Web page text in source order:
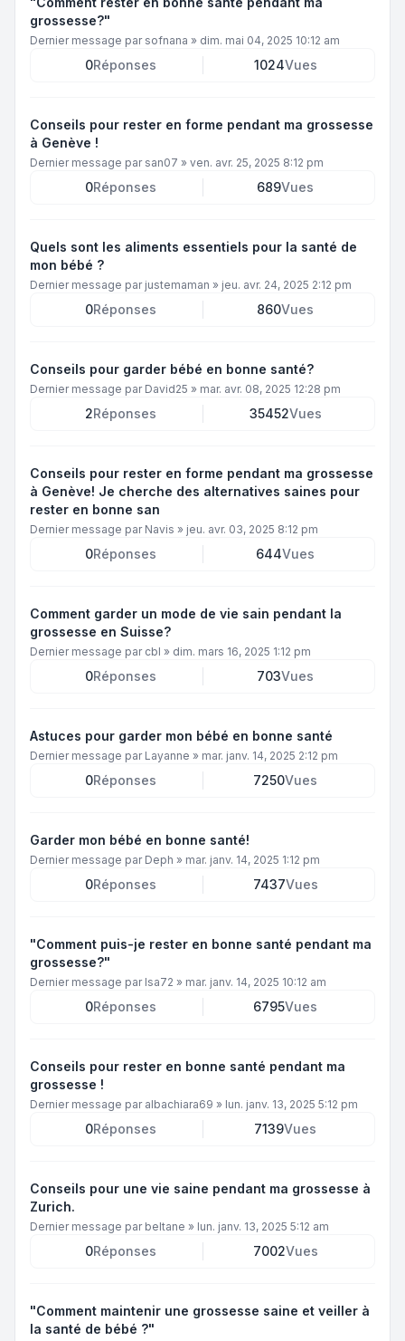
grossesse?"
Dernier message par sofnana » dim. mai 04, 2025 10:12 am
0Réponses 1024Vues
Conseils pour rester en forme pendant ma grossesse
à Genève !
Dernier message par san07 » ven. avr. 25, 2025 8:12 pm
0Réponses 689Vues
Quels sont les aliments essentiels pour la santé de
mon bébé ?
Dernier message par justemaman » jeu. avr. 24, 2025 2:12 pm
0Réponses 860Vues
Conseils pour garder bébé en bonne santé?
Dernier message par David25 » mar. avr. 08, 2025 12:28 pm
2Réponses 35452Vues
Conseils pour rester en forme pendant ma grossesse
à Genève! Je cherche des alternatives saines pour
rester en bonne san
Dernier message par Navis » jeu. avr. 03, 2025 8:12 pm
0Réponses 644Vues
Comment garder un mode de vie sain pendant la
grossesse en Suisse?
Dernier message par cbl » dim. mars 16, 2025 1:12 pm
0Réponses 703Vues
Astuces pour garder mon bébé en bonne santé
Dernier message par Layanne » mar. janv. 14, 2025 2:12 pm
0Réponses 7250Vues
Garder mon bébé en bonne santé!
Dernier message par Deph » mar. janv. 14, 2025 1:12 pm
0Réponses 7437Vues
"Comment puis-je rester en bonne santé pendant ma
grossesse?"
Dernier message par Isa72 » mar. janv. 14, 2025 10:12 am
0Réponses 6795Vues
Conseils pour rester en bonne santé pendant ma
grossesse !
Dernier message par albachiara69 » lun. janv. 13, 2025 5:12 pm
0Réponses 7139Vues
Conseils pour une vie saine pendant ma grossesse à
Zurich.
Dernier message par beltane » lun. janv. 13, 2025 5:12 am
0Réponses 7002Vues
"Comment maintenir une grossesse saine et veiller à
la santé de bébé ?"